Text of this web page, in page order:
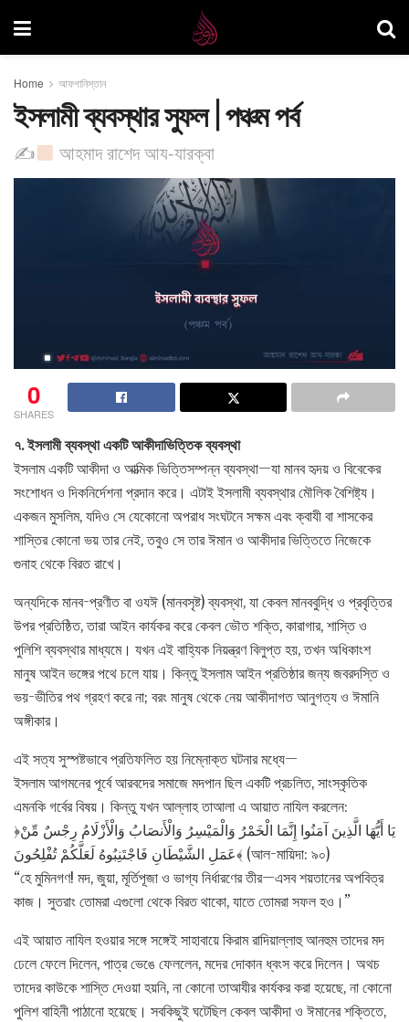
Home আফগানিস্তান
ইসলামী ব্যবস্থার সুফল | পঞ্চম পর্ব
✍ আহমাদ রাশেদ আয-যারক্বা
0
SHARES
৭. ইসলামী ব্যবস্থা একটি আকীদাভিত্তিক ব্যবস্থা
ইসলাম একটি আকীদা ও আত্মিক ভিত্তিসম্পন্ন ব্যবস্থা—যা মানব হৃদয় ও বিবেকের
সংশোধন ও দিকনির্দেশনা প্রদান করে। এটাই ইসলামী ব্যবস্থার মৌলিক বৈশিষ্ট্য।
একজন মুসলিম, যদিও সে যেকোনো অপরাধ সংঘটনে সক্ষম এবং ক্বাযী বা শাসকের
শাস্তির কোনো ভয় তার নেই, তবুও সে তার ঈমান ও আকীদার ভিত্তিতে নিজেকে
গুনাহ থেকে বিরত রাখে।
অন্যদিকে মানব-প্রণীত বা ওযঈ (মানবসৃষ্ট) ব্যবস্থা, যা কেবল মানববুদ্ধি ও প্রবৃত্তির
উপর প্রতিষ্ঠিত, তারা আইন কার্যকর করে কেবল ভৌত শক্তি, কারাগার, শাস্তি ও
পুলিশি ব্যবস্থার মাধ্যমে। যখন এই বাহ্যিক নিয়ন্ত্রণ বিলুপ্ত হয়, তখন অধিকাংশ
মানুষ আইন ভঙ্গের পথে চলে যায়। কিন্তু ইসলাম আইন প্রতিষ্ঠার জন্য জবরদস্তি ও
ভয়-ভীতির পথ গ্রহণ করে না; বরং মানুষ থেকে নেয় আকীদাগত আনুগত্য ও ঈমানি
অঙ্গীকার।
এই সত্য সুস্পষ্টভাবে প্রতিফলিত হয় নিম্নোক্ত ঘটনার মধ্যে—
ইসলাম আগমনের পূর্বে আরবদের সমাজে মদপান ছিল একটি প্রচলিত, সাংস্কৃতিক
এমনকি গর্বের বিষয়। কিন্তু যখন আল্লাহ তাআলা এ আয়াত নাযিল করলেন:
﴿يَا أَيُّهَا الَّذِينَ آمَنُوا إِنَّمَا الْخَمْرُ وَالْمَيْسِرُ وَالْأَنصَابُ وَالْأَزْلَامُ رِجْسٌ مِّنْ
عَمَلِ الشَّيْطَانِ فَاجْتَنِبُوهُ لَعَلَّكُمْ تُفْلِحُونَ﴾ (আল-মায়িদা: ৯০)
“হে মুমিনগণ! মদ, জুয়া, মূর্তিপূজা ও ভাগ্য নির্ধারণের তীর—এসব শয়তানের অপবিত্র
কাজ। সুতরাং তোমরা এগুলো থেকে বিরত থাকো, যাতে তোমরা সফল হও।”
এই আয়াত নাযিল হওয়ার সঙ্গে সঙ্গেই সাহাবায়ে কিরাম রাদিয়াল্লাহু আনহুম তাদের মদ
ঢেলে ফেলে দিলেন, পাত্র ভেঙে ফেললেন, মদের দোকান ধ্বংস করে দিলেন। অথচ
তাদের কাউকে শাস্তি দেওয়া হয়নি, না কোনো তাআযীর কার্যকর করা হয়েছে, না কোনো
পুলিশ বাহিনী পাঠানো হয়েছে। সবকিছুই ঘটেছিল কেবল আকীদা ও ঈমানের শক্তিতে,